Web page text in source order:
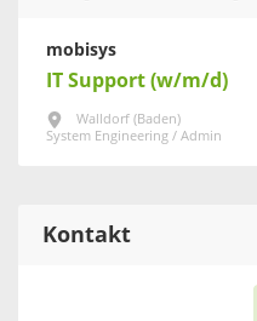
mobisys
IT Support (w/m/d)
Walldorf (Baden)
System Engineering / Admin
Kontakt